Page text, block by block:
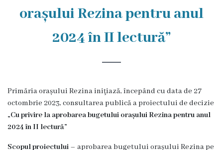
audiență
primăriei
Competențele
orașului Rezina pentru anul
2024 în II lectură”
Primăria orașului Rezina iniţiază, începând cu data de 27
octombrie 2023, consultarea publică a proiectului de decizie
„Cu privire la aprobarea bugetului orașului Rezina pentru anul
2024 în II lectură”
Scopul proiectului – aprobarea bugetului orașului Rezina pe